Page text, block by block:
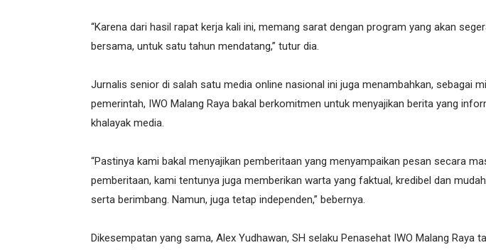
“Karena dari hasil rapat kerja kali ini, memang sarat dengan program yang akan
bersama, untuk satu tahun mendatang,” tutur dia.
Jurnalis senior di salah satu media online nasional ini juga menambahkan, sebagai
pemerintah, IWO Malang Raya bakal berkomitmen untuk menyajikan berita yang
khalayak media.
“Pastinya kami bakal menyajikan pemberitaan yang menyampaikan pesan secara
pemberitaan, kami tentunya juga memberikan warta yang faktual, kredibel dan
serta berimbang. Namun, juga tetap independen,” bebernya.
Dikesempatan yang sama, Alex Yudhawan, SH selaku Penasehat IWO Malang Raya